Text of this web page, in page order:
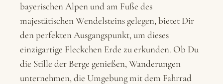
bayerischen Alpen und am Fuße des
majestätischen Wendelsteins gelegen, bietet Dir
den perfekten Ausgangspunkt, um dieses
einzigartige Fleckchen Erde zu erkunden. Ob Du
die Stille der Berge genießen, Wanderungen
unternehmen, die Umgebung mit dem Fahrrad